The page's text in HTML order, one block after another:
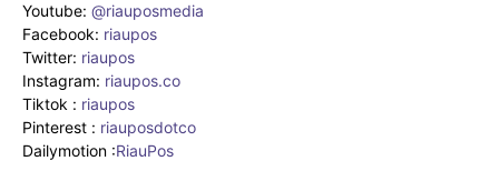
Youtube: @riauposmedia
Facebook: riaupos
Twitter: riaupos
Instagram: riaupos.co
Tiktok : riaupos
Pinterest : riauposdotco
Dailymotion :RiauPos